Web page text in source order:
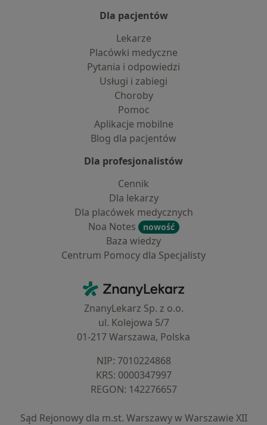
Dla pacjentów
Lekarze
Placówki medyczne
Pytania i odpowiedzi
Usługi i zabiegi
Choroby
Pomoc
Aplikacje mobilne
Blog dla pacjentów
Dla profesjonalistów
Cennik
Dla lekarzy
Dla placówek medycznych
Noa Notes
nowość
Baza wiedzy
Centrum Pomocy dla Specjalisty
ZnanyLekarz - Strona główna
ZnanyLekarz Sp. z o.o.
ul. Kolejowa 5/7
01-217 Warszawa, Polska
NIP: ⁠7010224868
KRS: ⁠0000347997
REGON: ⁠142276657
Sąd Rejonowy dla m.st. Warszawy w Warszawie XII